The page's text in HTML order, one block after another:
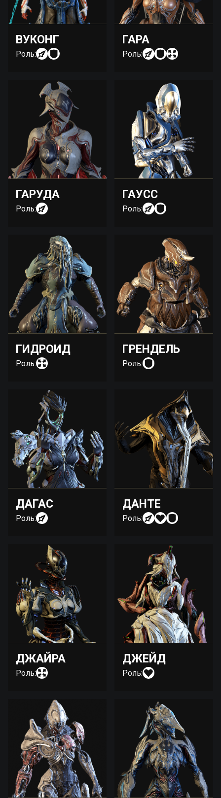
ВУКОНГ
Роль:
ГАРА
Роль:
ГАРУДА
Роль:
ГАУСС
Роль:
ГИДРОИД
Роль:
ГРЕНДЕЛЬ
Роль:
ДАГАС
Роль:
ДАНТЕ
Роль:
ДЖАЙРА
Роль:
ДЖЕЙД
Роль: